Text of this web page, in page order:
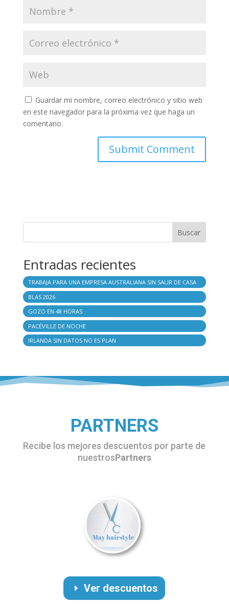
Guardar mi nombre, correo electrónico y sitio web
en este navegador para la próxima vez que haga un
comentario.
Buscar
Entradas recientes
TRABAJA PARA UNA EMPRESA AUSTRALIANA SIN SALIR DE CASA
BLAS 2026
GOZO EN 48 HORAS
PACÉVILLE DE NOCHE
IRLANDA SIN DATOS NO ES PLAN
PARTNERS
Recibe los mejores descuentos por parte de
nuestrosPartners
Ver descuentos